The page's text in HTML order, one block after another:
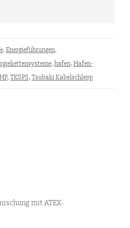
,Energieführungen,
,hafen,Hafen-
,TKSPS,Tsubaki Kabelschlepp
mit ATEX-